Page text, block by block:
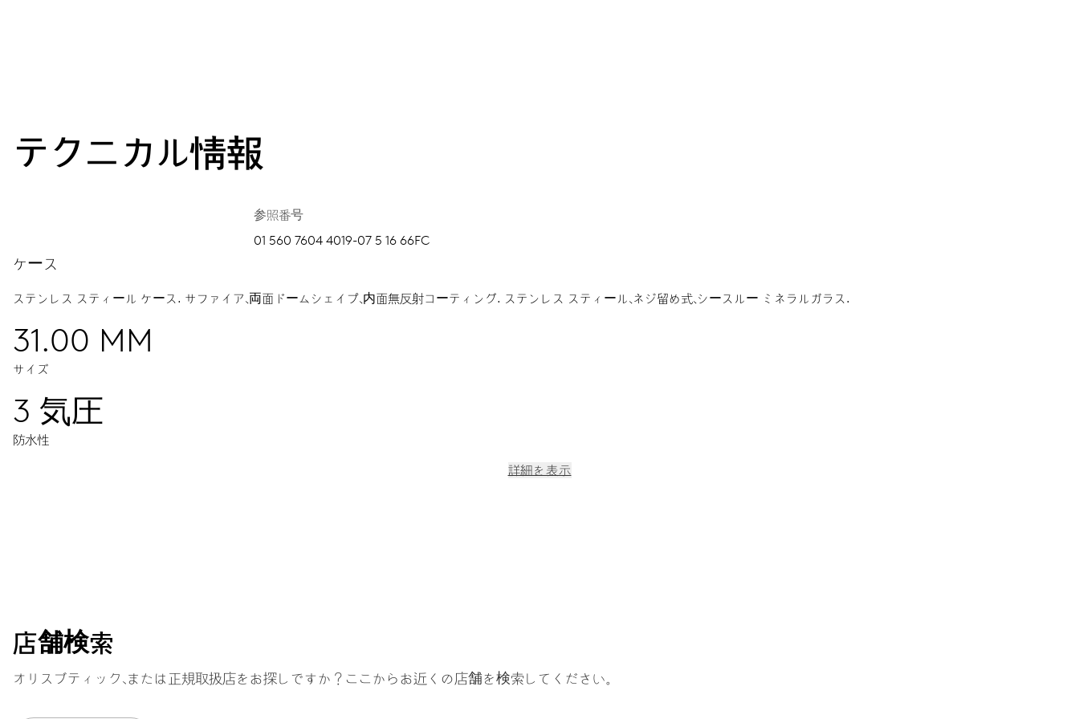
テクニカル情報
参照番号
01 560 7604 4019-07 5 16 66FC
ケース
ステンレス スティール ケース. サファイア、両面ドームシェイプ、内面無反射コーティング. ステンレス スティール、ネジ留め式、シースルー ミネラルガラス.
31.00 MM
サイズ
3 気圧
防水性
パワーリザーブ
キャリバー
詳細を表示
店舗検索
オリスブティック、または正規取扱店をお探しですか？ここからお近くの店舗を検索してください。